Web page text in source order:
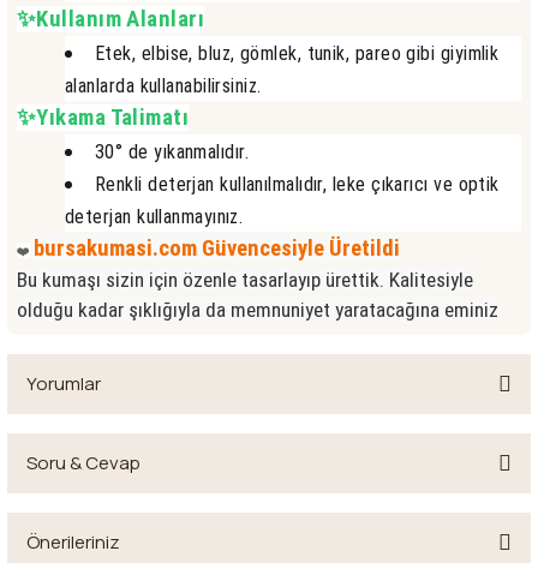
✨Kullanım Alanları
Etek, elbise, bluz, gömlek, tunik, pareo gibi giyimlik
alanlarda kullanabilirsiniz.
✨Yıkama Talimatı
30° de yıkanmalıdır.
Renkli deterjan kullanılmalıdır, leke çıkarıcı ve optik
deterjan kullanmayınız.
❤️ bursakumasi.com Güvencesiyle Üretildi
Bu kumaşı sizin için özenle tasarlayıp ürettik. Kalitesiyle
olduğu kadar şıklığıyla da memnuniyet yaratacağına eminiz
Yorumlar
Soru & Cevap
Önerileriniz